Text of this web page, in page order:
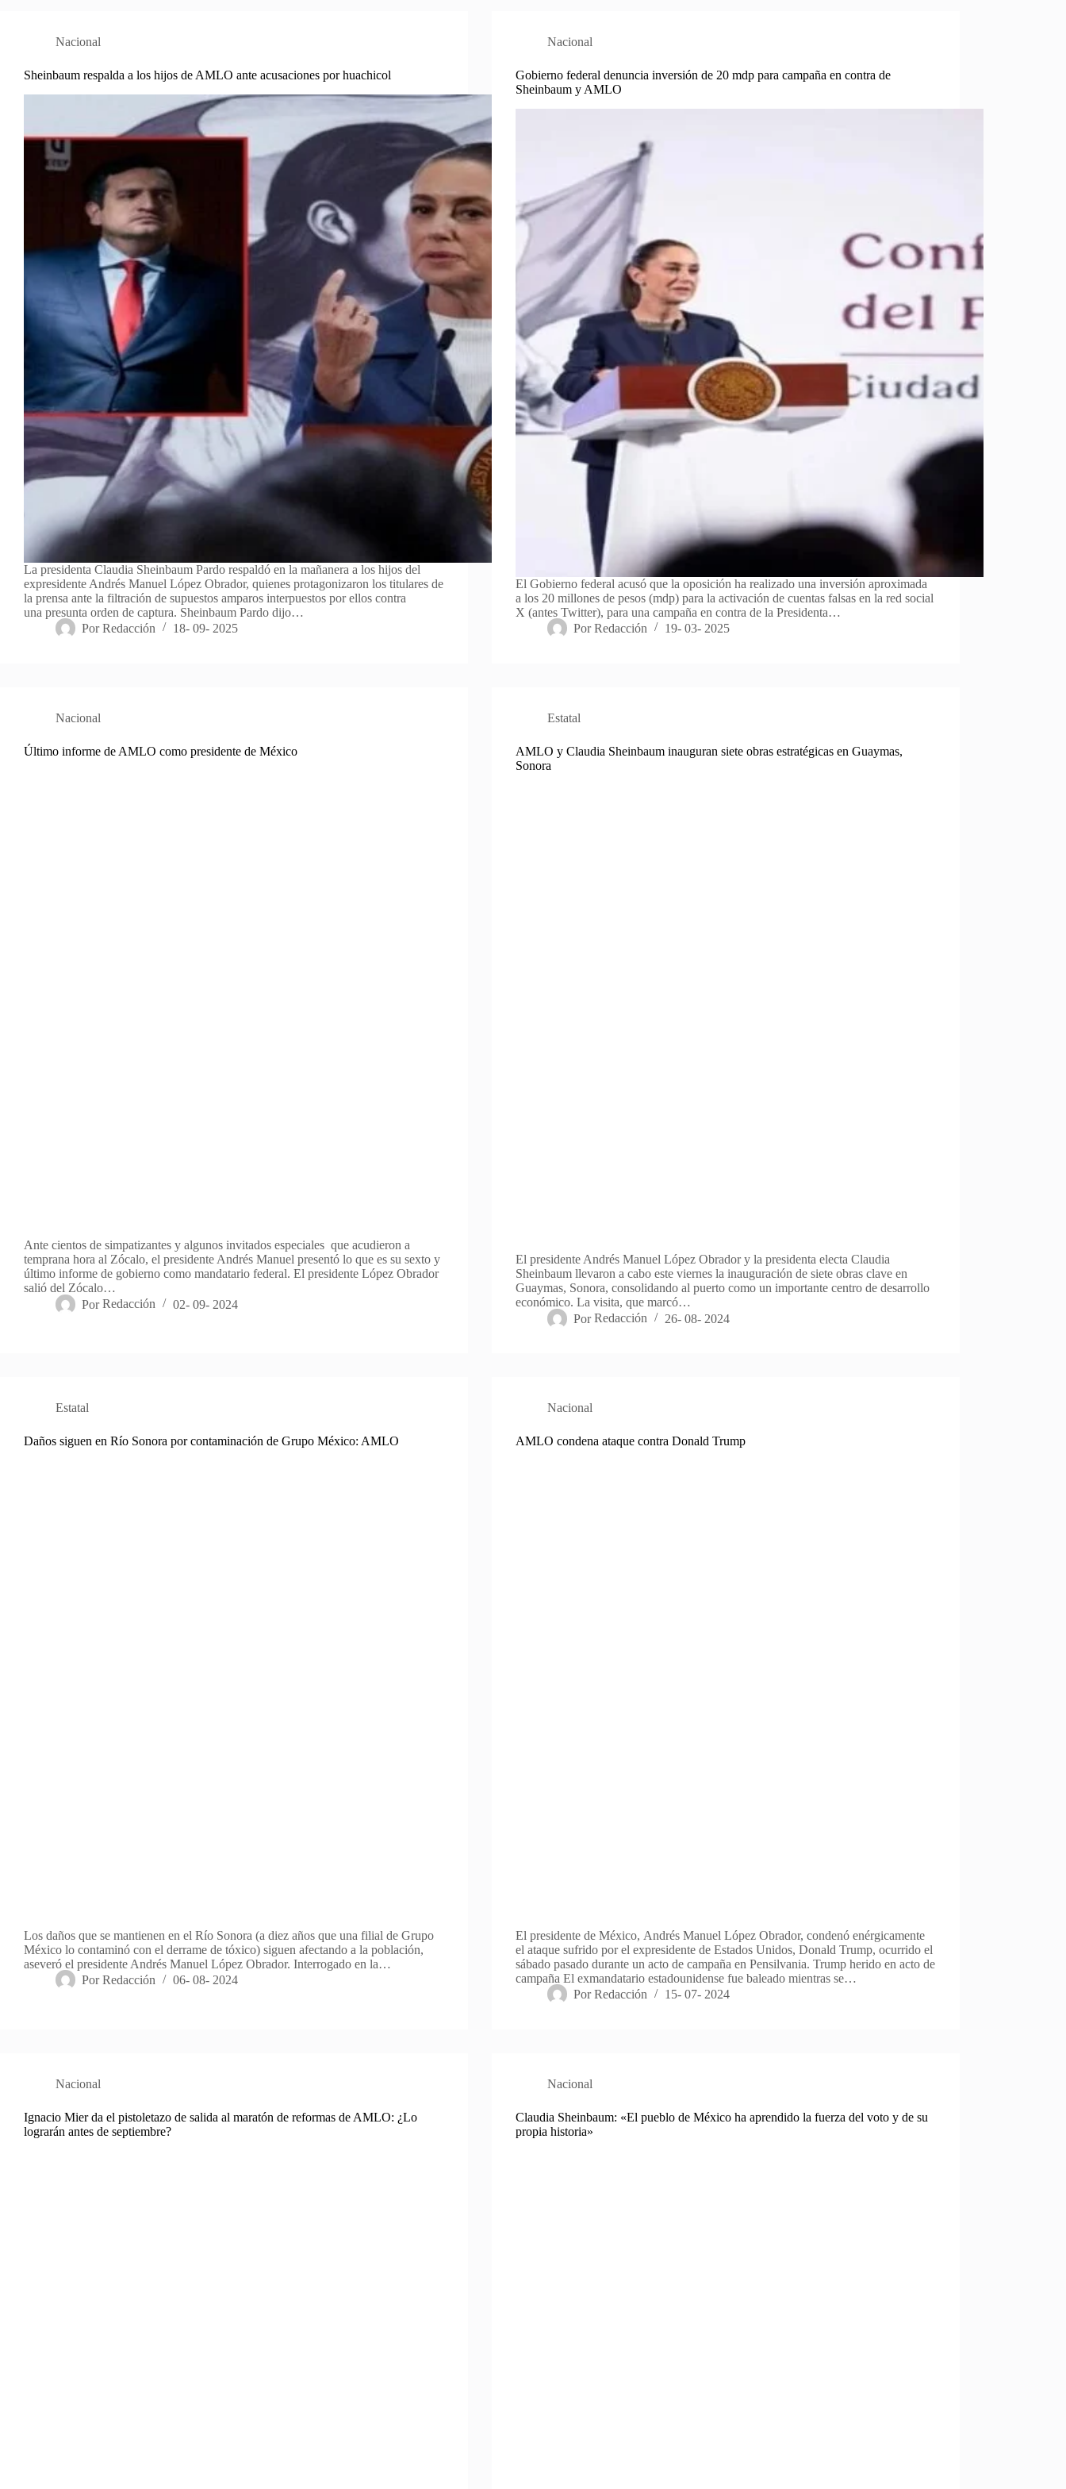
Nacional
Sheinbaum respalda a los hijos de AMLO ante acusaciones por huachicol
La presidenta Claudia Sheinbaum Pardo respaldó en la mañanera a los hijos del
expresidente Andrés Manuel López Obrador, quienes protagonizaron los titulares de
la prensa ante la filtración de supuestos amparos interpuestos por ellos contra
una presunta orden de captura. Sheinbaum Pardo dijo…
Por Redacción 18- 09- 2025
Nacional
Gobierno federal denuncia inversión de 20 mdp para campaña en contra de
Sheinbaum y AMLO
El Gobierno federal acusó que la oposición ha realizado una inversión aproximada
a los 20 millones de pesos (mdp) para la activación de cuentas falsas en la red social
X (antes Twitter), para una campaña en contra de la Presidenta…
Por Redacción 19- 03- 2025
Nacional
Último informe de AMLO como presidente de México
Ante cientos de simpatizantes y algunos invitados especiales que acudieron a
temprana hora al Zócalo, el presidente Andrés Manuel presentó lo que es su sexto y
último informe de gobierno como mandatario federal. El presidente López Obrador
salió del Zócalo…
Por Redacción 02- 09- 2024
Estatal
AMLO y Claudia Sheinbaum inauguran siete obras estratégicas en Guaymas,
Sonora
El presidente Andrés Manuel López Obrador y la presidenta electa Claudia
Sheinbaum llevaron a cabo este viernes la inauguración de siete obras clave en
Guaymas, Sonora, consolidando al puerto como un importante centro de desarrollo
económico. La visita, que marcó…
Por Redacción 26- 08- 2024
Estatal
Daños siguen en Río Sonora por contaminación de Grupo México: AMLO
Los daños que se mantienen en el Río Sonora (a diez años que una filial de Grupo
México lo contaminó con el derrame de tóxico) siguen afectando a la población,
aseveró el presidente Andrés Manuel López Obrador. Interrogado en la…
Por Redacción 06- 08- 2024
Nacional
AMLO condena ataque contra Donald Trump
El presidente de México, Andrés Manuel López Obrador, condenó enérgicamente
el ataque sufrido por el expresidente de Estados Unidos, Donald Trump, ocurrido el
sábado pasado durante un acto de campaña en Pensilvania. Trump herido en acto de
campaña El exmandatario estadounidense fue baleado mientras se…
Por Redacción 15- 07- 2024
Nacional
Ignacio Mier da el pistoletazo de salida al maratón de reformas de AMLO: ¿Lo
lograrán antes de septiembre?
Nacional
Claudia Sheinbaum: «El pueblo de México ha aprendido la fuerza del voto y de su
propia historia»